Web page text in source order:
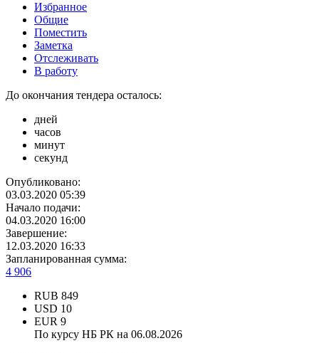
Избранное
Общие
Поместить
Заметка
Отслеживать
В работу
До окончания тендера осталось:
дней
часов
минут
секунд
Опубликовано:
03.03.2020 05:39
Начало подачи:
04.03.2020 16:00
Завершение:
12.03.2020 16:33
Запланированная сумма:
4 906
RUB 849
USD 10
EUR 9
По курсу НБ РК на 06.08.2026